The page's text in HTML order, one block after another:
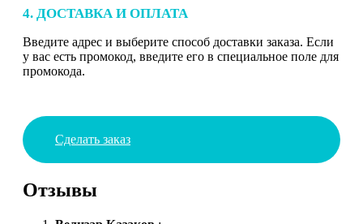
4. ДОСТАВКА И ОПЛАТА
Введите адрес и выберите способ доставки заказа. Если
у вас есть промокод, введите его в специальное поле для
промокода.
Сделать заказ
Отзывы